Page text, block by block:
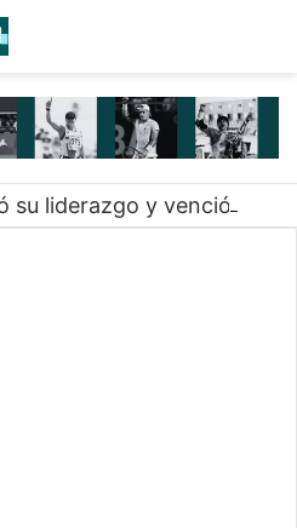
Argentina reafirmó su liderazgo y venció a Uruguay en el Sudamericano